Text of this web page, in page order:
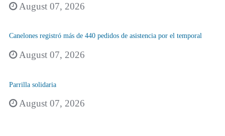
August 07, 2026
Canelones registró más de 440 pedidos de asistencia por el temporal
August 07, 2026
Parrilla solidaria
August 07, 2026